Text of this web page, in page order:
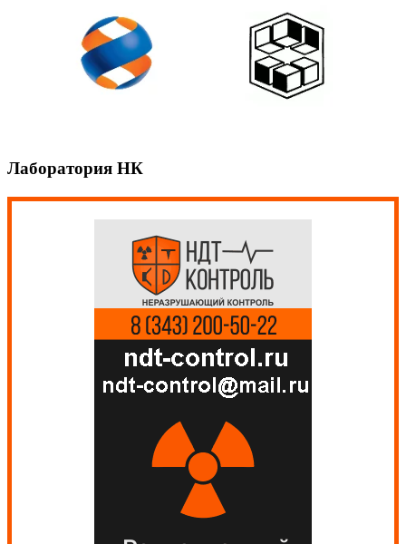
Лаборатория НК